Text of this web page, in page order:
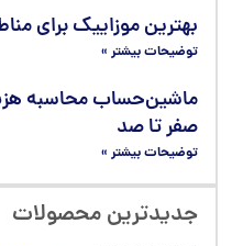
بهترین موزاییک برای
توضیحات بیشتر »
ماشین‌حساب محاسبه
صفر تا صد
توضیحات بیشتر »
جدیدترین محصولات